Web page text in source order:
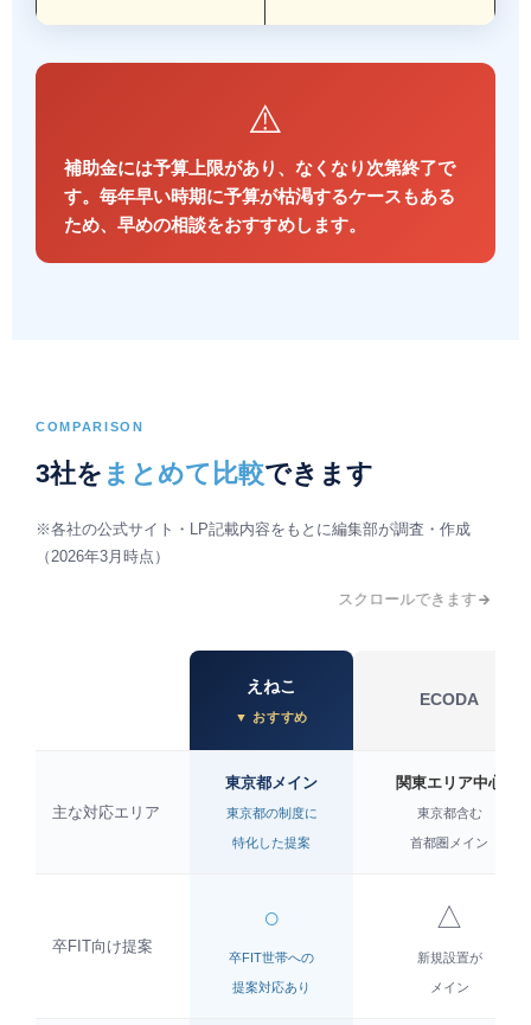
⚠️
補助金には予算上限があり、 なくなり次第終了で
す。毎年早い時期に予算が枯渇するケースもある
ため、早めの相談をおすすめします。
COMPARISON
3社を まとめて比較できます
※各社の公式サイト・LP記載内容をもとに編集部が調査・作成
（2026年3月時点）
スクロールできます
えねこ
ECODA
主な対応エリア
東京都メイン
東京都の制度に
特化した提案
関東エリア中心
東京都含む
首都圏メイン
卒FIT向け提案
○
卒FIT世帯への
提案対応あり
△
新規設置が
メイン